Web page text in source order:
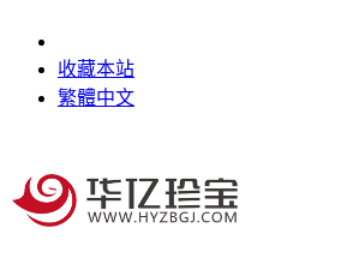
收藏本站
繁體中文